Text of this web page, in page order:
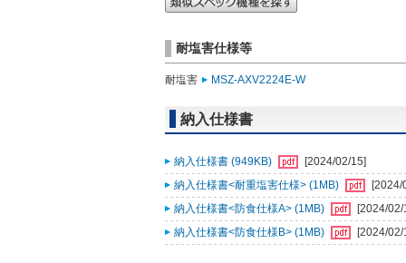
耐塩害仕様等
耐塩害 MSZ-AXV2224E-W
納入仕様書
納入仕様書 (949KB)
[2024/02/15]
納入仕様書<耐重塩害仕様> (1MB)
[2024/
納入仕様書<防食仕様A> (1MB)
[2024/02/
納入仕様書<防食仕様B> (1MB)
[2024/02/